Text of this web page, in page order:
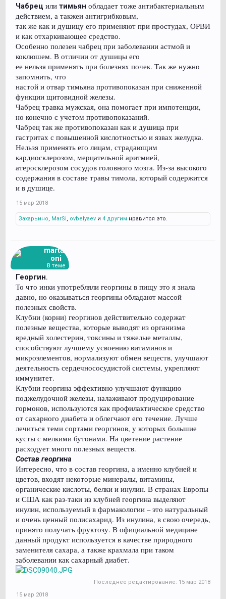
Чабрец или тимьян обладает тоже антибактериальным
действием, а такжеи антигрибковым,
так же как и душицу его применяют при простудах, ОРВИ
и как отхаркивающее средство.
Особенно полезен чабрец при заболевании астмой и
коклюшем. В отличии от душицы его
ее нельзя применять при болезнях почек. Так же нужно
запомнить, что
настой и отвар тимьяна противопоказан при сниженной
функции щитовидной железы.
Чабрец травка мужская, она помогает при импотенции,
но конечно с учетом противопоказаний.
Чабрец так же противопоказан как и душица при
гастритах с повышенной кислотностью и язвах желудка.
Нельзя применять его лицам, страдающим
кардиосклерозом, мерцательной аритмией,
атеросклерозом сосудов головного мозга. Из-за высокого
содержания в составе травы тимола, который содержится
и в душице.
15 мар 2018
Захарьино, MarSi, ovbelyaev и 4 другим нравится это.
martag
oni
В теме
Георгин.
То что инки употребляли георгины в пищу это я знала
давно, но оказываться георгины обладают массой
полезных свойств.
Клубни (корни) георгинов действительно содержат
полезные вещества, которые выводят из организма
вредный холестерин, токсины и тяжелые металлы,
способствуют лучшему усвоению витаминов и
микроэлементов, нормализуют обмен веществ, улучшают
деятельность сердечнососудистой системы, укрепляют
иммунитет.
Клубни георгина эффективно улучшают функцию
поджелудочной железы, налаживают продуцирование
гормонов, используются как профилактическое средство
от сахарного диабета и облегчают его течение. Лучше
лечиться теми сортами георгинов, у которых большие
кусты с мелкими бутонами. На цветение растение
расходует много полезных веществ.
Состав георгина
Интересно, что в состав георгина, а именно клубней и
цветов, входят некоторые минералы, витамины,
органические кислоты, белки и инулин. В странах Европы
и США как раз-таки из клубней георгина выделяют
инулин, используемый в фармакологии – это натуральный
и очень ценный полисахарид. Из инулина, в свою очередь,
принято получать фруктозу. В официальной медицине
данный продукт используется в качестве природного
заменителя сахара, а также крахмала при таком
заболевании как сахарный диабет.
Последнее редактирование: 15 мар 2018
15 мар 2018